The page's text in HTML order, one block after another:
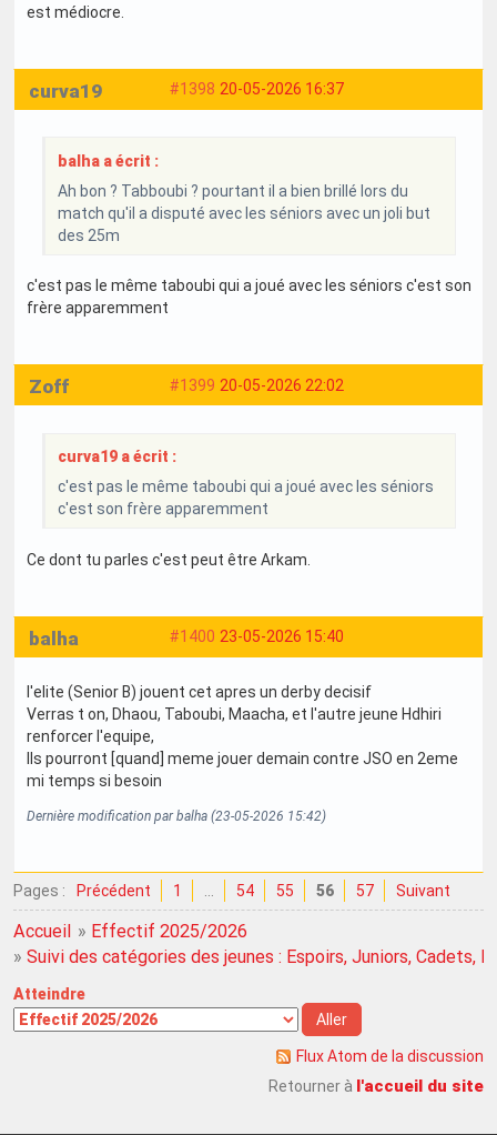
est médiocre.
#1398 20-05-2026 16:37
curva19
balha a écrit :
Ah bon ? Tabboubi ? pourtant il a bien brillé lors du
match qu'il a disputé avec les séniors avec un joli but
des 25m
c'est pas le même taboubi qui a joué avec les séniors c'est son
frère apparemment
#1399 20-05-2026 22:02
Zoff
curva19 a écrit :
c'est pas le même taboubi qui a joué avec les séniors
c'est son frère apparemment
Ce dont tu parles c'est peut être Arkam.
#1400 23-05-2026 15:40
balha
l'elite (Senior B) jouent cet apres un derby decisif
Verras t on, Dhaou, Taboubi, Maacha, et l'autre jeune Hdhiri
renforcer l'equipe,
Ils pourront [quand] meme jouer demain contre JSO en 2eme
mi temps si besoin
Dernière modification par balha (23-05-2026 15:42)
Pages : Précédent 1 54 55 56 57 Suivant
Accueil » Effectif 2025/2026
» Suivi des catégories des jeunes : Espoirs, Juniors, Cadets,
Atteindre
Flux Atom de la discussion
Retourner à l'accueil du site